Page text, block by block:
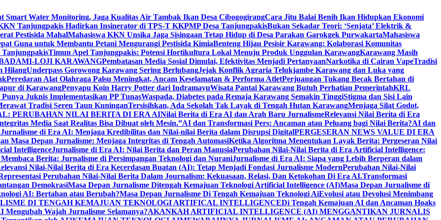
Smart Water Monitoring, Jaga Kualitas Air Tambak Ikan Desa CibogogirangCara Jitu Balai Benih Ikan Hidupkan Ekonomi
Tanjungpakis Hadirkan Insinerator di TPS-T KKPMP Desa TanjungpakisBukan Sekadar Teori: ‘Senjata’ Elektrik &
Pestisida MahalMahasiswa KKN Unsika Jaga Sisingaan Tetap Hidup di Desa Parakan Garokgek PurwakartaMahasiswa
Guna untuk Membantu Petani Mengurangi Pestisida KimiaBenteng Hijau Pesisir Karawang: Kolaborasi Komunitas
Timun Apel Tanjungpakis: Potensi Hortikultura Lokal Menuju Produk Unggulan KarawangKarawang Masih
LOJI KARAWANGPembatasan Media Sosial Dimulai, Efektivitas Menjadi PertanyaanNarkotika di Cairan VapeTradisi
HilangUnderpass Gorowong Karawang Sering BerlubangJejak Konflik Agraria Telukjambe Karawang dan Luka yang
Peredaran Alat Olahraga Palsu Meningkat, Ancam Keselamatan & Performa AtletPerjuangan Tukang Becak Bertahan di
di KarawangPenyapu Koin Harry Potter dari IndramayuWisata Pantai Karawang Butuh Perhatian PemerintahKRL
Juknis Implementasikan PP TunasWaspada, Diabetes pada Remaja Karawang Semakin TinggiStigma dan Sisi Lain
Tradisi Seren Taun KuninganTersisihkan, Ada Sekolah Tak Layak di Tengah Hutan KarawangMenjaga Silat Godot,
PERUBAHAN NILAI BERITA DI ERA AINilai Berita di Era AI dan Arah Baru JurnalismeRelevansi Nilai Berita di Era
Media Saat Realitas Bisa Dibuat oleh Mesin.”AI dan Transformasi Pers: Ancaman atau Peluang bagi Nilai Berita?AI dan
Jurnalisme di Era AI: Menjaga Kredibilitas dan Nilai-nilai Berita dalam Disrupsi DigitalPERGESERAN NEWS VALUE DI ERA
Masa Depan Jurnalisme: Menjaga Integritas di Tengah AutomasiKetika Algoritma Menentukan Layak Berita: Pergeseran Nilai
IntelligenceJurnalisme di Era AI: Nilai Berita dan Peran ManusiaPerubahan Nilai-Nilai Berita di Era Artificial Intelligence:
Berita: Jurnalisme di Persimpangan Teknologi dan NuraniJurnalisme di Era AI: Siapa yang Lebih Berperan dalam
Nilai-Nilai Berita di Era Kecerdasan Buatan (AI): Tetap Menjadi Fondasi Jurnalisme ModernPerubahan Nilai-Nilai
Perubahan Nilai-Nilai Berita Dalam Journalism: Kekuasaan, Relasi, Dan Ketokohan Di Era AI.Transformasi
DemokrasiMasa Depan Jurnalisme Ditengah Kemajuan Teknologi Artificial Intelligence (AI)Masa Depan Jurnalisme di
AI: Bertahan atau Berubah?Masa Depan Jurnalisme Di Tengah Kemajuan Teknologi AiEvolusi atau Devolusi Menimbang
DI TENGAH KEMAJUAN TEKNOLOGI ARTIFICAL INTELLIGENCEDi Tengah Kemajuan AI dan Ancaman Hoaks
Mengubah Wajah Jurnalisme Selamanya?AKANKAH ARTIFICIAL INTELLIGENCE (AI) MENGGANTIKAN JURNALIS